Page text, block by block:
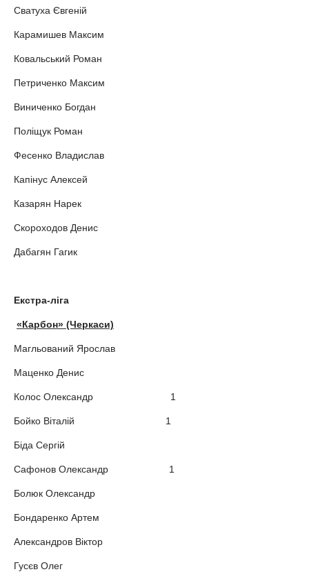
Сватуха Євгеній
Карамишев Максим
Ковальський Роман
Петриченко Максим
Виниченко Богдан
Поліщук Роман
Фесенко Владислав
Капінус Алексей
Казарян Нарек
Скороходов Денис
Дабагян Гагик
Екстра-ліга
«Карбон» (Черкаси)
Магльований Ярослав
Маценко Денис
Колос Олександр 1
Бойко Віталій 1
Біда Сергій
Сафонов Олександр 1
Болюк Олександр
Бондаренко Артем
Александров Віктор
Гусєв Олег